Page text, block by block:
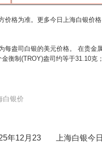
价格为准。更多今日上海白银价
每盎司白银的美元价格。 在贵金
衡制(TROY)盎司约等于31.10克
白银价
年12月23 上海白银今